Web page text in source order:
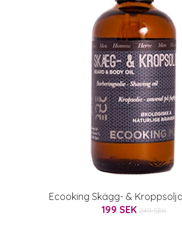
Ecooking Skägg- & Kroppsolja
199 SEK 249 SEK